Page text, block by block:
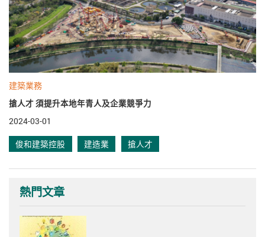
建築業務
搶人才 須提升本地年青人及企業競爭力
2024-03-01
俊和建築控股 建造業 搶人才
熱門文章